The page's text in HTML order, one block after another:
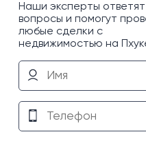
Наши эксперты
вопросы и помогут
любые сделки с
недвижимостью на